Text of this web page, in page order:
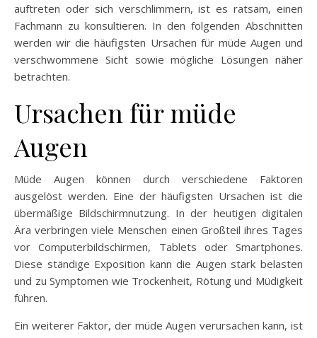
auftreten oder sich verschlimmern, ist es ratsam, einen
Fachmann zu konsultieren. In den folgenden Abschnitten
werden wir die häufigsten Ursachen für müde Augen und
verschwommene Sicht sowie mögliche Lösungen näher
betrachten.
Ursachen für müde
Augen
Müde Augen können durch verschiedene Faktoren
ausgelöst werden. Eine der häufigsten Ursachen ist die
übermäßige Bildschirmnutzung. In der heutigen digitalen
Ära verbringen viele Menschen einen Großteil ihres Tages
vor Computerbildschirmen, Tablets oder Smartphones.
Diese ständige Exposition kann die Augen stark belasten
und zu Symptomen wie Trockenheit, Rötung und Müdigkeit
führen.
Ein weiterer Faktor, der müde Augen verursachen kann, ist